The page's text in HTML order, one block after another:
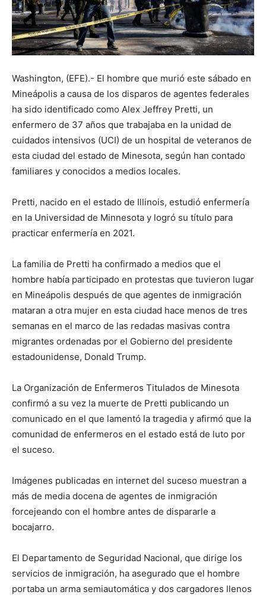
Washington, (EFE).- El hombre que murió este sábado en
Mineápolis a causa de los disparos de agentes federales
ha sido identificado como Alex Jeffrey Pretti, un
enfermero de 37 años que trabajaba en la unidad de
cuidados intensivos (UCI) de un hospital de veteranos de
esta ciudad del estado de Minesota, según han contado
familiares y conocidos a medios locales.
Pretti, nacido en el estado de Illinois, estudió enfermería
en la Universidad de Minnesota y logró su título para
practicar enfermería en 2021.
La familia de Pretti ha confirmado a medios que el
hombre había participado en protestas que tuvieron lugar
en Mineápolis después de que agentes de inmigración
mataran a otra mujer en esta ciudad hace menos de tres
semanas en el marco de las redadas masivas contra
migrantes ordenadas por el Gobierno del presidente
estadounidense, Donald Trump.
La Organización de Enfermeros Titulados de Minesota
confirmó a su vez la muerte de Pretti publicando un
comunicado en el que lamentó la tragedia y afirmó que la
comunidad de enfermeros en el estado está de luto por
el suceso.
Imágenes publicadas en internet del suceso muestran a
más de media docena de agentes de inmigración
forcejeando con el hombre antes de dispararle a
bocajarro.
El Departamento de Seguridad Nacional, que dirige los
servicios de inmigración, ha asegurado que el hombre
portaba un arma semiautomática y dos cargadores llenos